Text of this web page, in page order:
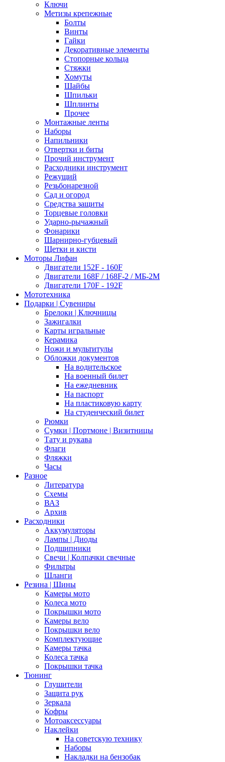
Ключи
Метизы крепежные
Болты
Винты
Гайки
Декоративные элементы
Стопорные кольца
Стяжки
Хомуты
Шайбы
Шпильки
Шплинты
Прочее
Монтажные ленты
Наборы
Напильники
Отвертки и биты
Прочий инструмент
Расходники инструмент
Режущий
Резьбонарезной
Сад и огород
Средства защиты
Торцевые головки
Ударно-рычажный
Фонарики
Шарнирно-губцевый
Щетки и кисти
Моторы Лифан
Двигатели 152F - 160F
Двигатели 168F / 168F-2 / МБ-2М
Двигатели 170F - 192F
Мототехника
Подарки | Сувениры
Брелоки | Ключницы
Зажигалки
Карты игральные
Керамика
Ножи и мультитулы
Обложки документов
На водительское
На военный билет
На ежедневник
На паспорт
На пластиковую карту
На студенческий билет
Рюмки
Сумки | Портмоне | Визитницы
Тату и рукава
Флаги
Фляжки
Часы
Разное
Литература
Схемы
ВАЗ
Архив
Расходники
Аккумуляторы
Лампы | Диоды
Подшипники
Свечи | Колпачки свечные
Фильтры
Шланги
Резина | Шины
Камеры мото
Колеса мото
Покрышки мото
Камеры вело
Покрышки вело
Комплектующие
Камеры тачка
Колеса тачка
Покрышки тачка
Тюнинг
Глушители
Защита рук
Зеркала
Кофры
Мотоаксессуары
Наклейки
На советскую технику
Наборы
Накладки на бензобак